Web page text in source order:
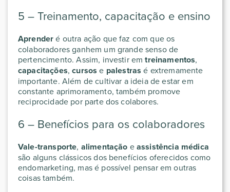
5 – Treinamento, capacitação e ensino
Aprenderé outra ação que faz com que os
colaboradores ganhem um grande senso de
pertencimento. Assim, investir emtreinamentos,
capacitações,cursose palestrasé extremamente
importante. Além de cultivar a ideia de estar em
constante aprimoramento, também promove
reciprocidade por parte dos colabores.
6 – Benefícios para os colaboradores
Vale-transporte, alimentação eassistência médica
são alguns clássicos dos benefícios oferecidos como
endomarketing, mas é possível pensar em outras
coisas também.